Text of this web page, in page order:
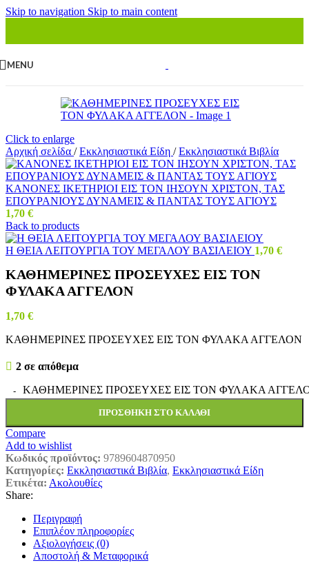
Skip to navigation Skip to main content
MENU
Click to enlarge
Αρχική σελίδα / Εκκλησιαστικά Είδη / Εκκλησιαστικά Βιβλία
ΚΑΝΟΝΕΣ ΙΚΕΤΗΡΙΟΙ ΕΙΣ ΤΟΝ ΙΗΣΟΥΝ ΧΡΙΣΤΟΝ, ΤΑΣ
ΕΠΟΥΡΑΝΙΟΥΣ ΔΥΝΑΜΕΙΣ & ΠΑΝΤΑΣ ΤΟΥΣ ΑΓΙΟΥΣ
1,70 €
Back to products
Η ΘΕΙΑ ΛΕΙΤΟΥΡΓΙΑ ΤΟΥ ΜΕΓΑΛΟΥ ΒΑΣΙΛΕΙΟΥ 1,70 €
ΚΑΘΗΜΕΡΙΝΕΣ ΠΡΟΣΕΥΧΕΣ ΕΙΣ ΤΟΝ
ΦΥΛΑΚΑ ΑΓΓΕΛΟΝ
1,70 €
ΚΑΘΗΜΕΡΙΝΕΣ ΠΡΟΣΕΥΧΕΣ ΕΙΣ ΤΟΝ ΦΥΛΑΚΑ ΑΓΓΕΛΟΝ
2 σε απόθεμα
ΚΑΘΗΜΕΡΙΝΕΣ ΠΡΟΣΕΥΧΕΣ ΕΙΣ ΤΟΝ ΦΥΛΑΚΑ
ΠΡΟΣΘΉΚΗ ΣΤΟ ΚΑΛΆΘΙ
Compare
Add to wishlist
Κωδικός προϊόντος: 9789604870950
Κατηγορίες: Εκκλησιαστικά Βιβλία, Εκκλησιαστικά Είδη
Ετικέτα: Ακολουθίες
Share:
Περιγραφή
Επιπλέον πληροφορίες
Αξιολογήσεις (0)
Αποστολή & Μεταφορικά